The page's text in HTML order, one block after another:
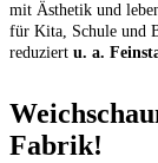
mit Ästhetik und
für Kita, Schule und
reduziert u. a.
Fabrik!